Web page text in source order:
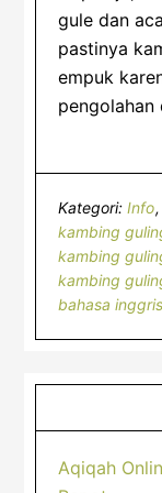
gule dan
pastinya
empuk
Kategori:Info
kambing
kambing
kambing
bahasa inggris
Sidebar
Utama
Aqiqah